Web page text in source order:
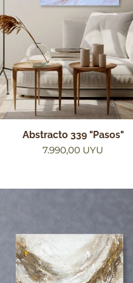
Abstracto 339 "Pasos"
7.990,00 UYU